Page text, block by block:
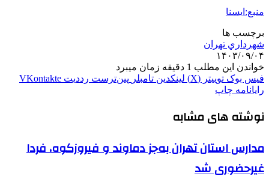
منبع:ایسنا
برچسب ها
شهرداري تهران
۱۴۰۳/۰۹/۰۴
خواندن این مطلب 1 دقیقه زمان میبرد
فیس بوک توییتر (X) لینکدین ‫تامبلر ‫پین‌ترست ‫رددیت ‫VKontakte
رایانامه چاپ
نوشته های مشابه
مدارس استان تهران به‌جز دماوند و فیروزکوه، فردا
غیرحضوری شد